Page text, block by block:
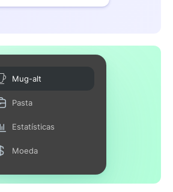
Mug-alt
Pasta
Estatísticas
Moeda